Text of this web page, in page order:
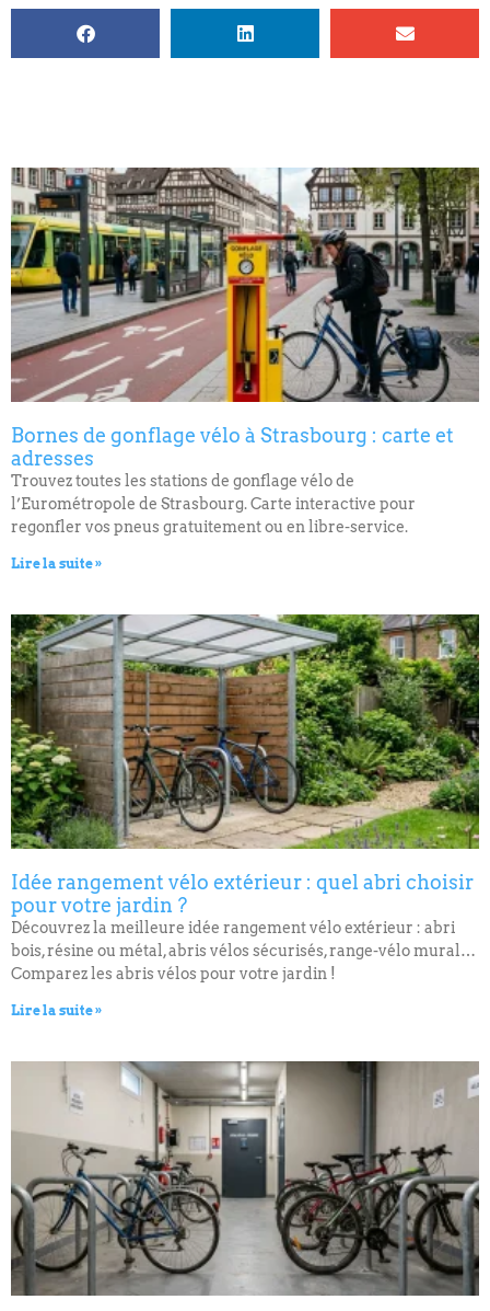
Bornes de gonflage vélo à Strasbourg : carte et
adresses
Trouvez toutes les stations de gonflage vélo de
l’Eurométropole de Strasbourg. Carte interactive pour
regonfler vos pneus gratuitement ou en libre-service.
Lire la suite »
Idée rangement vélo extérieur : quel abri choisir
pour votre jardin ?
Découvrez la meilleure idée rangement vélo extérieur : abri
bois, résine ou métal, abris vélos sécurisés, range-vélo mural…
Comparez les abris vélos pour votre jardin !
Lire la suite »